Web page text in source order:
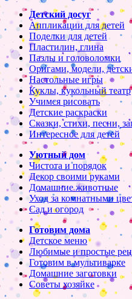
Детский досуг
Аппликации для детей
Поделки для детей
Пластилин, глина
Пазлы и головоломки
Оригами, модели,
Настольные игры
Куклы, кукольный театр
Учимся рисовать
Детские раскраски
Сказки, стихи, песни,
Интересное для детей
Уютный дом
Чистота и порядок
Декор своими руками
Домашние животные
Уход за комнатными
Сад и огород
Готовим дома
Детское меню
Любимые и простые
Готовим в мультиварке
Домашние заготовки
Советы хозяйке